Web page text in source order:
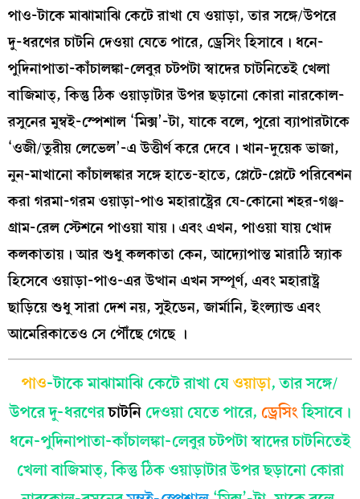
পাও-টাকে মাঝামাঝি কেটে রাখা যে ওয়াড়া, তার সঙ্গে/উপরে
দু-ধরণের চাটনি দেওয়া যেতে পারে, ড্রেসিং হিসাবে। ধনে-
পুদিনাপাতা-কাঁচালঙ্কা-লেবুর চটপটা স্বাদের চাটনিতেই খেলা
বাজিমাত্, কিন্তু ঠিক ওয়াড়াটার উপর ছড়ানো কোরা নারকোল-
রসুনের মুম্বই-স্পেশাল ‘মিক্স’-টা, যাকে বলে, পুরো ব্যাপারটাকে
‘ওজী/তুরীয় লেভেল’-এ উত্তীর্ণ করে দেবে। খান-দুয়েক ভাজা,
নুন-মাখানো কাঁচালঙ্কার সঙ্গে হাতে-হাতে, প্লেটে-প্লেটে পরিবেশন
করা গরমা-গরম ওয়াড়া-পাও মহারাষ্ট্রের যে-কোনো শহর-গঞ্জ-
গ্রাম-রেল স্টেশনে পাওয়া যায়। এবং এখন, পাওয়া যায় খোদ
কলকাতায়। আর শুধু কলকাতা কেন, আদ্যোপান্ত মারাঠি স্ন্যাক
হিসেবে ওয়াড়া-পাও-এর উত্থান এখন সম্পূর্ণ, এবং মহারাষ্ট্র
ছাড়িয়ে শুধু সারা দেশ নয়, সুইডেন, জার্মানি, ইংল্যান্ড এবং
আমেরিকাতেও সে পৌঁছে গেছে ।
পাও-টাকে মাঝামাঝি কেটে রাখা যেওয়াড়া, তার সঙ্গে/
উপরে দু-ধরণেরচাটনিদেওয়া যেতে পারে, ড্রেসিংহিসাবে।
ধনে-পুদিনাপাতা-কাঁচালঙ্কা-লেবুর চটপটা স্বাদের চাটনিতেই
খেলা বাজিমাত্, কিন্তু ঠিক ওয়াড়াটার উপর ছড়ানো কোরা